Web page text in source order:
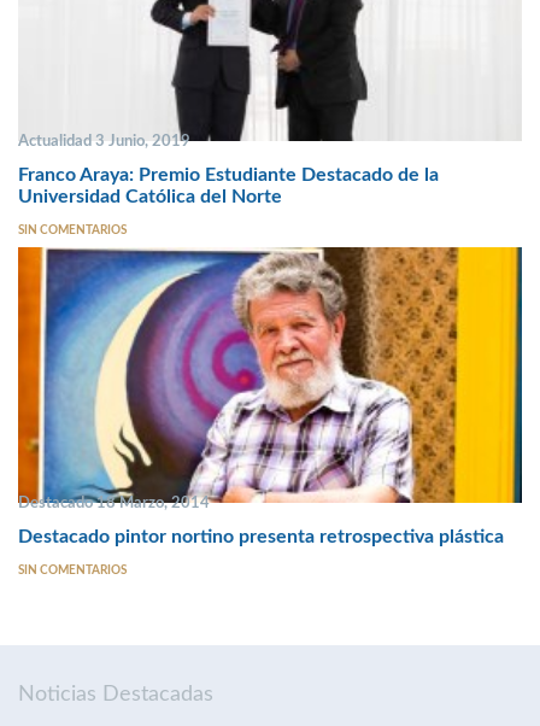
Actualidad 3 Junio, 2019
Franco Araya: Premio Estudiante Destacado de la
Universidad Católica del Norte
SIN COMENTARIOS
Destacado 18 Marzo, 2014
Destacado pintor nortino presenta retrospectiva plástica
SIN COMENTARIOS
Noticias Destacadas